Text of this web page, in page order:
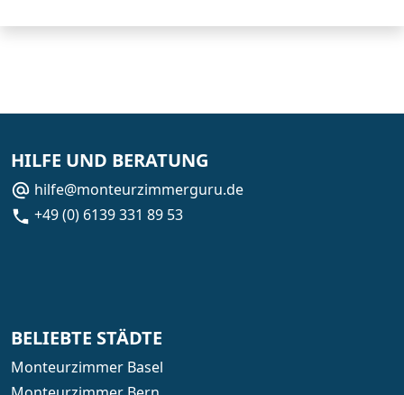
BELIEBTE STÄDTE
Monteurzimmer Basel
HILFE UND BERATUNG
hilfe@monteurzimmerguru.de
+49 (0) 6139 331 89 53